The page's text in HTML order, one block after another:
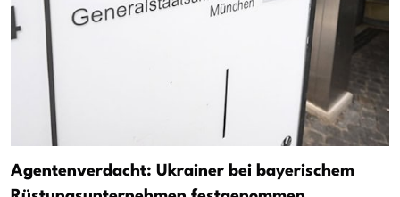
Agentenverdacht: Ukrainer bei bayerischem